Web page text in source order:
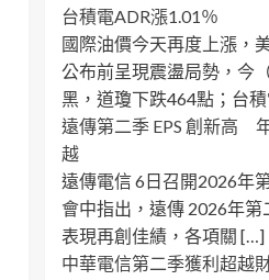
台積電ADR漲1.01％
國際油價今天再度上漲，
公布前呈現震盪局勢，今
黑，道瓊下跌464點；台
遠傳第二季 EPS 創新高
越
遠傳電信 6日召開2026年
會中指出，遠傳 2026年
表現再創佳績，各項關 […]
中華電信第二季獲利超越